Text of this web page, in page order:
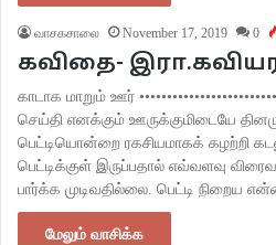
வாசகசாலை November 17, 2019 0
கவிதை-
காடாக மாறும் ஊர்
செய்தி எனக்கும் ஊருக்குமிடையே
பெட்டியொன்றை ரகசியமாகக் கழற்றி
பெட்டிக்குள் இருப்பதால் எவ்வளவு
பார்க்க முடிவதில்லை. பெட்டி நிறைய
மேலும் வாசிக்க